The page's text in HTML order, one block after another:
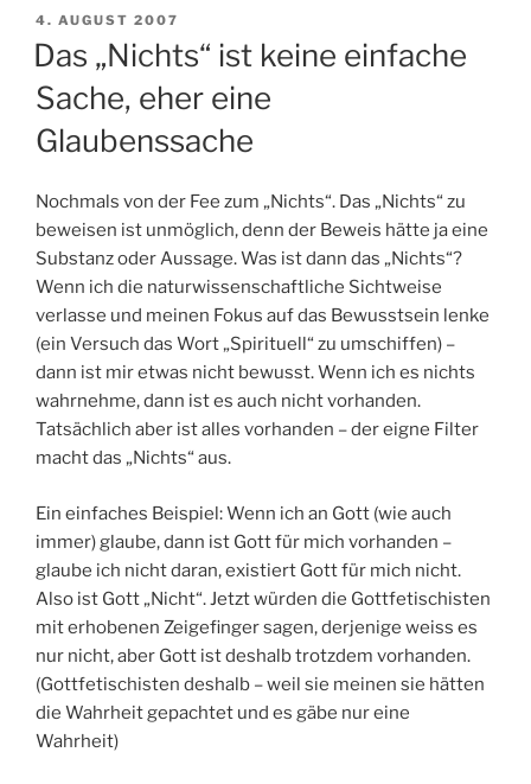
VERÖFFENTLICHT
AM
4. AUGUST 2007
Das „Nichts“ ist keine einfache
Sache, eher eine
Glaubenssache
Nochmals von der Fee zum „Nichts“. Das „Nichts“ zu
beweisen ist unmöglich, denn der Beweis hätte ja eine
Substanz oder Aussage. Was ist dann das „Nichts“?
Wenn ich die naturwissenschaftliche Sichtweise
verlasse und meinen Fokus auf das Bewusstsein lenke
(ein Versuch das Wort „Spirituell“ zu umschiffen) –
dann ist mir etwas nicht bewusst. Wenn ich es nichts
wahrnehme, dann ist es auch nicht vorhanden.
Tatsächlich aber ist alles vorhanden – der eigne Filter
macht das „Nichts“ aus.
Ein einfaches Beispiel: Wenn ich an Gott (wie auch
immer) glaube, dann ist Gott für mich vorhanden –
glaube ich nicht daran, existiert Gott für mich nicht.
Also ist Gott „Nicht“. Jetzt würden die Gottfetischisten
mit erhobenen Zeigefinger sagen, derjenige weiss es
nur nicht, aber Gott ist deshalb trotzdem vorhanden.
(Gottfetischisten deshalb – weil sie meinen sie hätten
die Wahrheit gepachtet und es gäbe nur eine
Wahrheit)